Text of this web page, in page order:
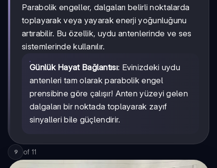
Parabolik engeller, dalgaları belirli noktalarda
toplayarak veya yayarak enerji yoğunluğunu
artırabilir. Bu özellik, uydu antenlerinde ve ses
sistemlerinde kullanılır.
Günlük Hayat Bağlantısı: Evinizdeki uydu
antenleri tam olarak parabolik engel
prensibine göre çalışır! Anten yüzeyi gelen
dalgaları bir noktada toplayarak zayıf
sinyalleri bile güçlendirir.
9 of 11